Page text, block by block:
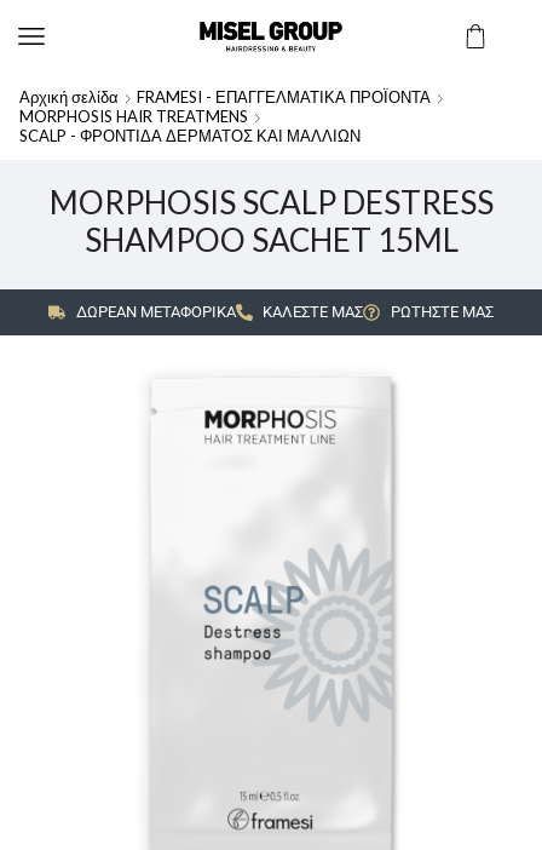
Αρχική σελίδα
FRAMESI - ΕΠΑΓΓΕΛΜΑΤΙΚΑ ΠΡΟΪΟΝΤΑ
MORPHOSIS HAIR TREATMENS
SCALP - ΦΡΟΝΤΙΔΑ ΔΕΡΜΑΤΟΣ ΚΑΙ ΜΑΛΛΙΩΝ
MORPHOSIS SCALP DESTRESS
SHAMPOO SACHET 15ML
ΔΩΡΕΑΝ ΜΕΤΑΦΟΡΙΚΑ ΚΑΛΕΣΤΕ ΜΑΣ ΡΩΤΗΣΤΕ ΜΑΣ